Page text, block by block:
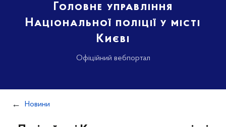
Головне управління
Національної поліції у місті
Києві
Офіційний вебпортал
Новини